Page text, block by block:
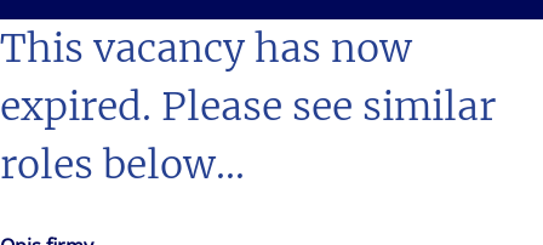
This vacancy has now
expired. Please see similar
roles below...